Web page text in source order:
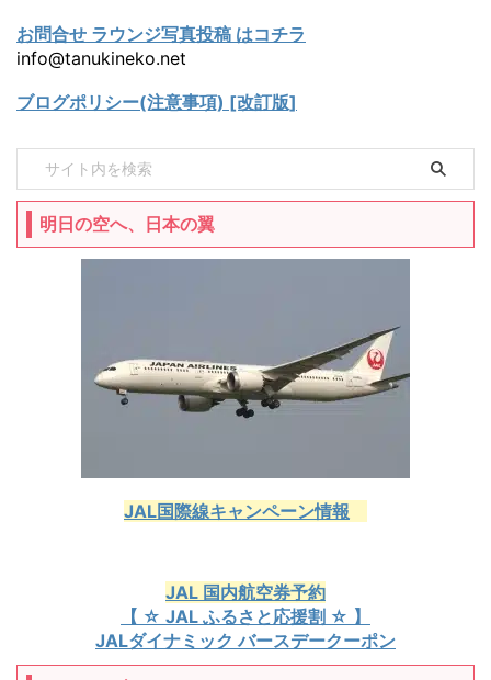
お問合せ ラウンジ写真投稿 はコチラ
info@tanukineko.net
ブログポリシー(注意事項) [改訂版]
明日の空へ、日本の翼
JAL国際線キャンペーン情報
JAL 国内航空券予約
【 ☆ JAL ふるさと応援割 ☆ 】
JALダイナミック バースデークーポン